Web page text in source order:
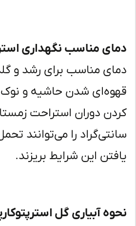
دمای مناسب نگهداری
قهوه‌ای شدن حاشیه و
سانتی‌گراد را می‌توانند
یافتن این شرایط بریزند.
نحوه آبیاری گل